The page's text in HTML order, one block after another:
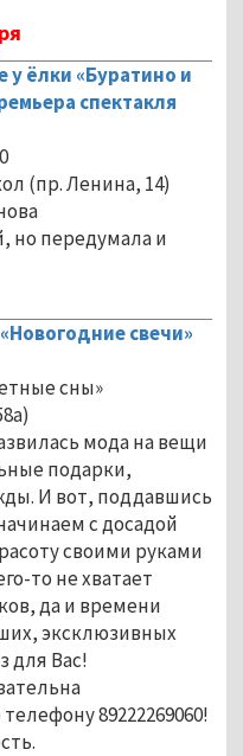
у ёлки «Буратино и
спектакля
(пр. Ленина, 14)
но передумала и
свечи»
сны»
мода на вещи
подарки,
И вот, поддавшись
с досадой
своими руками
то не хватает
да и времени
эксклюзивных
для Вас!
89222269060!
в стоимость.